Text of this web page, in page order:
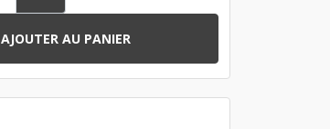
AJOUTER AU PANIER